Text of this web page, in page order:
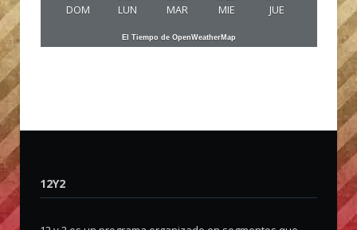
DOM LUN MAR MIE JUE
El Tiempo de OpenWeatherMap
12Y2